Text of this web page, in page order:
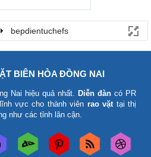
bepdientuchefs
BIÊN HÒA ĐỒNG NAI
Nai hiệu quả nhất. Diễn đàn có PR
vực cho thành viên rao vặttại thị
như các tỉnh lân cận.